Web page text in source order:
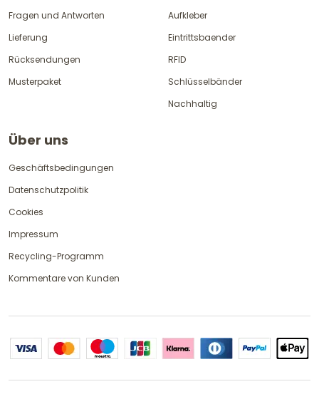
Fragen und Antworten
Lieferung
Rücksendungen
Musterpaket
Aufkleber
Eintrittsbaender
RFID
Schlüsselbänder
Nachhaltig
Über uns
Geschäftsbedingungen
Datenschutzpolitik
Cookies
Impressum
Recycling-Programm
Kommentare von Kunden